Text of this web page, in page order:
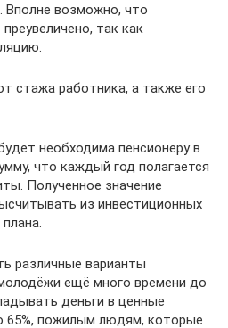
Вполне возможно, что
так как
стажа работника, а также его
необходима пенсионеру в
что каждый год полагается
Полученное значение
из инвестиционных
различные варианты
ещё много времени до
деньги в ценные
65%, пожилым людям, которые